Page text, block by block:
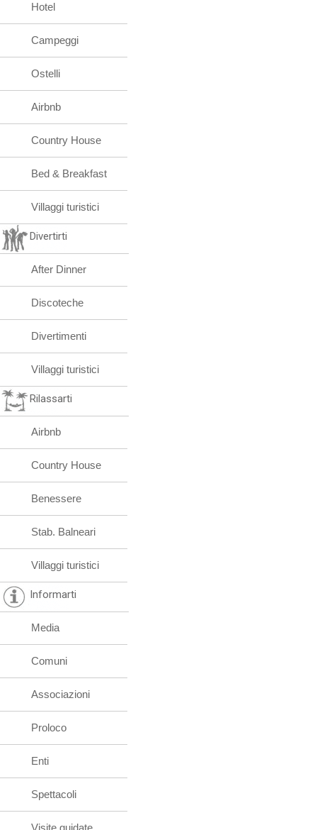
Hotel
Campeggi
Ostelli
Airbnb
Country House
Bed & Breakfast
Villaggi turistici
Divertirti
After Dinner
Discoteche
Divertimenti
Villaggi turistici
Rilassarti
Airbnb
Country House
Benessere
Stab. Balneari
Villaggi turistici
Informarti
Media
Comuni
Associazioni
Proloco
Enti
Spettacoli
Visite guidate